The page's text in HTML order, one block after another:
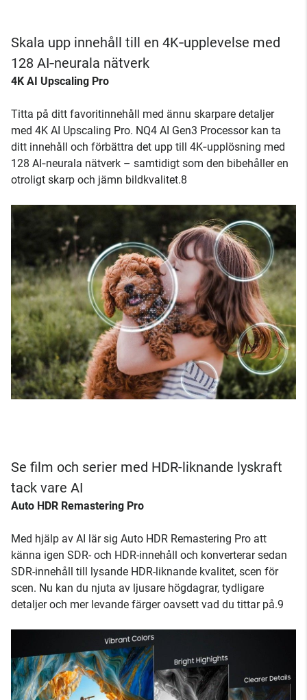
Skala upp innehåll till en 4K‑upplevelse med
128 AI‑neurala nätverk
4K AI Upscaling Pro
Titta på ditt favoritinnehåll med ännu skarpare detaljer
med 4K AI Upscaling Pro. NQ4 AI Gen3 Processor kan ta
ditt innehåll och förbättra det upp till 4K‑upplösning med
128 AI‑neurala nätverk – samtidigt som den bibehåller en
otroligt skarp och jämn bildkvalitet.8
Se film och serier med HDR-liknande lyskraft
tack vare AI
Auto HDR Remastering Pro
Med hjälp av AI lär sig Auto HDR Remastering Pro att
känna igen SDR- och HDR-innehåll och konverterar sedan
SDR-innehåll till lysande HDR-liknande kvalitet, scen för
scen. Nu kan du njuta av ljusare högdagrar, tydligare
detaljer och mer levande färger oavsett vad du tittar på.9